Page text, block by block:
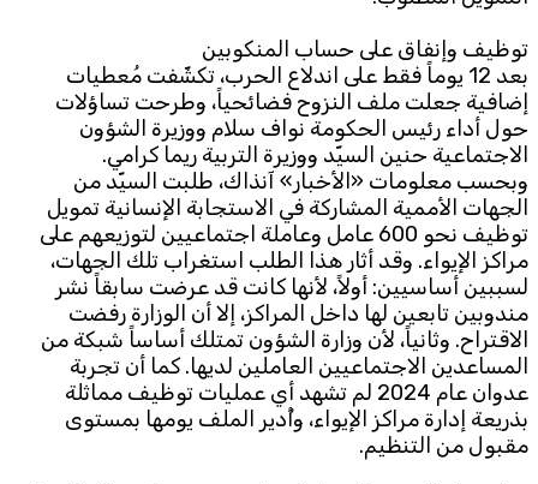
توظيف وإنفاق على حساب المنكوبين
بعد 12 يوماً فقط على اندلاع الحرب، تكشّفت مُعطيات
إضافية جعلت ملف النزوح فضائحياً، وطرحت تساؤلات
حول أداء رئيس الحكومة نواف سلام ووزيرة الشؤون
الاجتماعية حنين السيّد ووزيرة التربية ريما كرامي.
وبحسب معلومات «الأخبار» آنذاك، طلبت السيّد من
الجهات الأممية المشاركة في الاستجابة الإنسانية تمويل
توظيف نحو 600 عامل وعاملة اجتماعيين لتوزيعهم على
مراكز الإيواء. وقد أثار هذا الطلب استغراب تلك الجهات،
لسببين أساسيين: أولاً، لأنها كانت قد عرضت سابقاً نشر
مندوبين تابعين لها داخل المراكز، إلا أن الوزارة رفضت
الاقتراح. وثانياً، لأن وزارة الشؤون تمتلك أساساً شبكة من
المساعدين الاجتماعيين العاملين لديها. كما أن تجربة
عدوان عام 2024 لم تشهد أي عمليات توظيف مماثلة
بذريعة إدارة مراكز الإيواء، وأُدير الملف يومها بمستوى
مقبول من التنظيم.